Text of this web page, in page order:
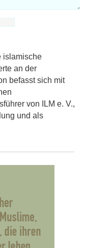
islamische
an der
befasst sich mit
von ILM e. V.,
und als